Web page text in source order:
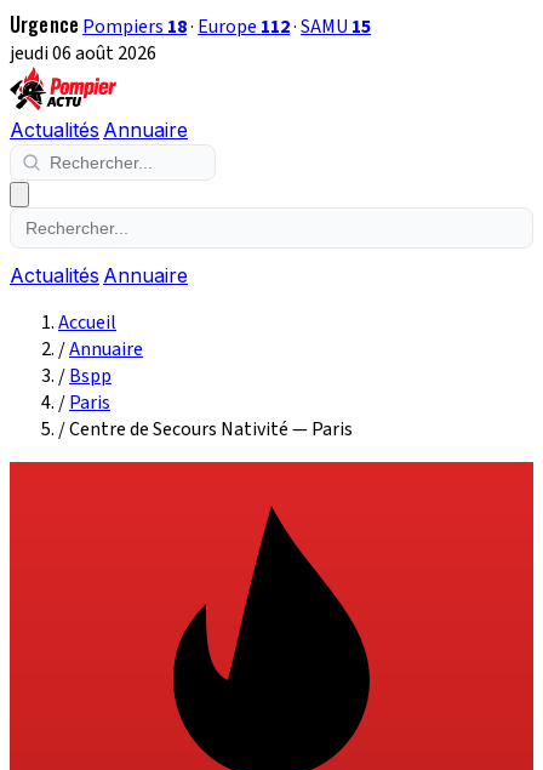
Urgence Pompiers 18· Europe 112·SAMU 15
jeudi 06 août 2026
Actualités Annuaire
Actualités Annuaire
Accueil
/Annuaire
/Bspp
/Paris
/Centre de Secours Nativité — Paris